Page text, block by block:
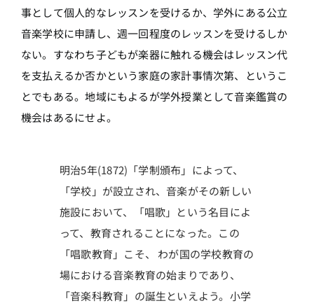
事として個人的なレッスンを受けるか、学外にある公立
音楽学校に申請し、週一回程度のレッスンを受けるしか
ない。すなわち子どもが楽器に触れる機会はレッスン代
を支払えるか否かという家庭の家計事情次第、というこ
とでもある。地域にもよるが学外授業として音楽鑑賞の
機会はあるにせよ。
明治5年(1872)「学制頒布」によって、
「学校」が設立され、音楽がその新しい
施設において、「唱歌」という名目によ
って、教育されることになった。この
「唱歌教育」こそ、 わが国の学校教育の
場における音楽教育の始まりであり、
「音楽科教育」の誕生といえよう。小学